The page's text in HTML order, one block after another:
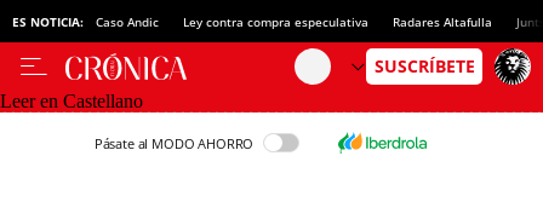
ES NOTICIA: Caso Andic Ley contra compra especulativa Radares Altafulla
Leer en Castellano
Pásate al MODO AHORRO